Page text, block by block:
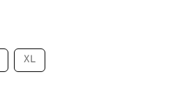
XL